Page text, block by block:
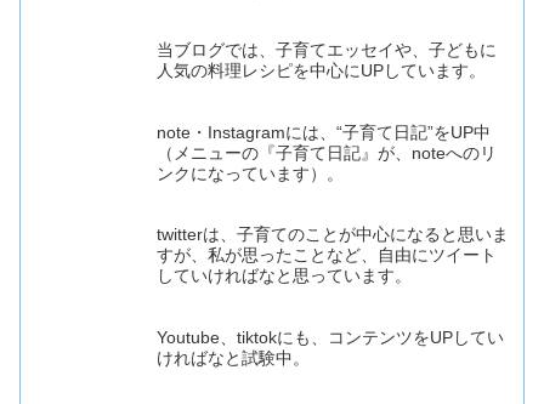
当ブログでは、子育てエッセイや、子どもに
人気の料理レシピを中心にUPしています。
note・Instagramには、“子育て日記”をUP中
（メニューの『子育て日記』が、noteへのリ
ンクになっています）。
twitterは、子育てのことが中心になると思いま
すが、私が思ったことなど、自由にツイート
していければなと思っています。
Youtube、tiktokにも、コンテンツをUPしてい
ければなと試験中。